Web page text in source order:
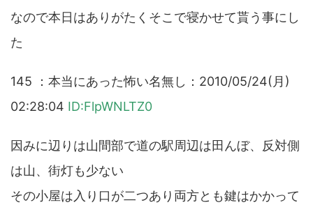
なので本日はありがたくそこで寝かせて貰う事にし
た
145 ：本当にあった怖い名無し：2010/05/24(月)
02:28:04 ID:FlpWNLTZ0
因みに辺りは山間部で道の駅周辺は田んぼ、反対側
は山、街灯も少ない
その小屋は入り口が二つあり両方とも鍵はかかって